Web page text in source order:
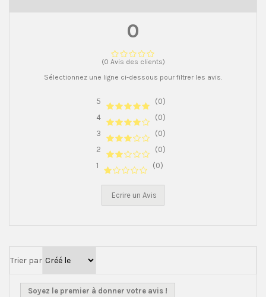
0
(0 Avis des clients)
Sélectionnez une ligne ci-dessous pour filtrer les avis.
5
(0)
4
(0)
3
(0)
2
(0)
1
(0)
Ecrire un Avis
Trier par
Soyez le premier à donner votre avis !